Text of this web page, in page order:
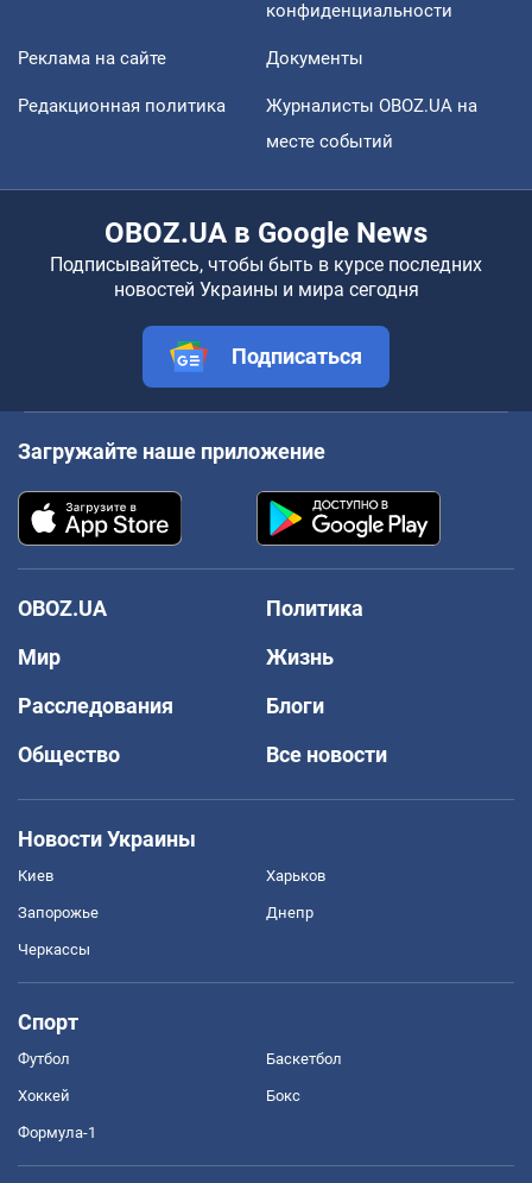
конфиденциальности
Реклама на сайте Документы
Редакционная политика
Журналисты OBOZ.UA на
месте событий
OBOZ.UA в Google News
Подписывайтесь, чтобы быть в курсе последних
новостей Украины и мира сегодня
Подписаться
Загружайте наше приложение
OBOZ.UA
Политика
Мир
Жизнь
Расследования
Блоги
Общество
Все новости
Новости Украины
Киев Харьков
Запорожье Днепр
Черкассы
Спорт
Футбол Баскетбол
Хоккей Бокс
Формула-1